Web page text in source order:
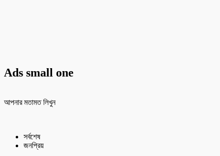
Ads small one
আপনার মতামত লিখুন
সর্বশেষ
জনপ্রিয়